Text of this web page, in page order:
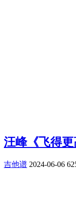
汪峰《飞得
吉他谱 2024-06-06